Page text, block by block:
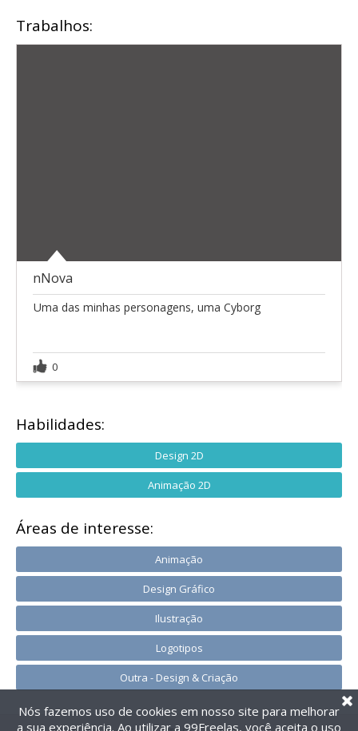
Trabalhos:
nNova
Uma das minhas personagens, uma Cyborg
0
Habilidades:
Design 2D
Animação 2D
Áreas de interesse:
Animação
Design Gráfico
Ilustração
Logotipos
Outra - Design & Criação
Nós fazemos uso de cookies em nosso site para melhorar
a sua experiência. Ao utilizar a 99Freelas, você aceita o uso